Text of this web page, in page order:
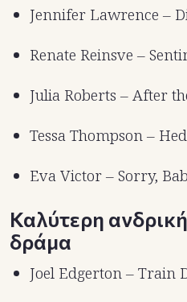
Jennifer Lawrence –
Renate Reinsve –
Julia Roberts – After
Tessa Thompson –
Eva Victor – Sorry,
Καλύτερη
δράμα
Joel Edgerton – Train